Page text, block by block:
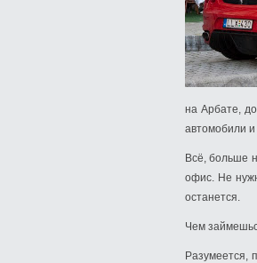
на Арбате,
автомобили и
Всё, больше
офис. Не
останется.
Чем
Разумеется,